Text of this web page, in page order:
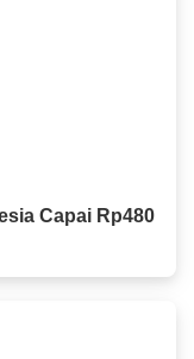
Capai Rp480